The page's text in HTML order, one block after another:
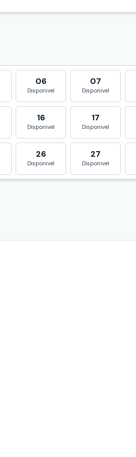
06
Disponivel
07
Disponivel
16
Disponivel
17
Disponivel
26
Disponivel
27
Disponivel